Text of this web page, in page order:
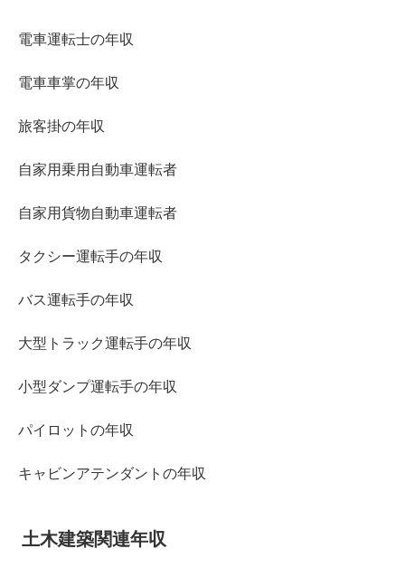
電車運転士の年収
電車車掌の年収
旅客掛の年収
自家用乗用自動車運転者
自家用貨物自動車運転者
タクシー運転手の年収
バス運転手の年収
大型トラック運転手の年収
小型ダンプ運転手の年収
パイロットの年収
キャビンアテンダントの年収
土木建築関連年収